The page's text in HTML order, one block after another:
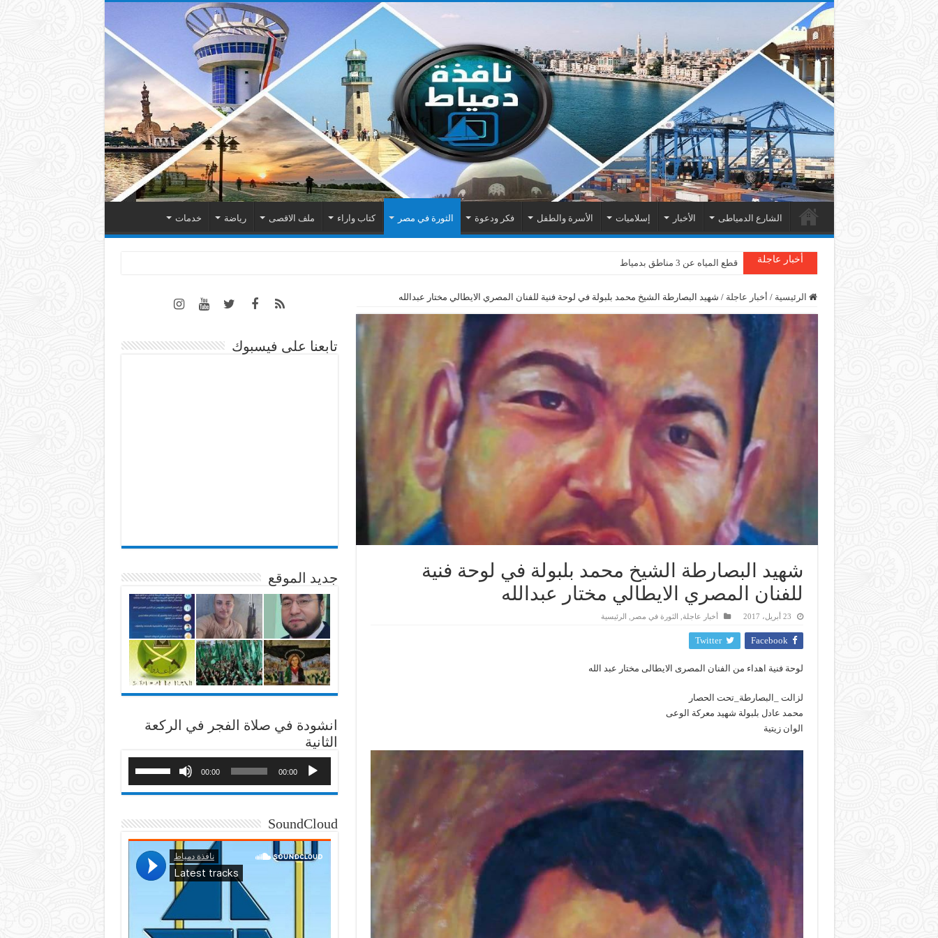
الشارع الدمياطى الأخبار إسلاميات الأسرة والطفل فكر ودعوة الثورة في مصر كتاب واراء ملف الاقصى رياضة خدمات
أخبار عاجلة قطع المياه عن 3 مناطق بدمياط
الرئيسية / أخبار عاجلة / شهيد البصارطة الشيخ محمد بلبولة في لوحة فنية للفنان المصري الايطالي مختار عبدالله
شهيد البصارطة الشيخ محمد بلبولة في لوحة فنية
للفنان المصري الايطالي مختار عبدالله
23 أبريل، 2017 أخبار عاجلة الثورة في مصر الرئيسية
Facebook
Twitter
لوحة فنية اهداء من الفنان المصرى الايطالى مختار عبد الله
لزالت _البصارطة_تحت الحصار
محمد عادل بلبولة شهيد معركة الوعى
الوان زيتية
تابعنا على فيسبوك
جديد الموقع
انشودة في صلاة الفجر في الركعة
الثانية
00:00
00:00
SoundCloud